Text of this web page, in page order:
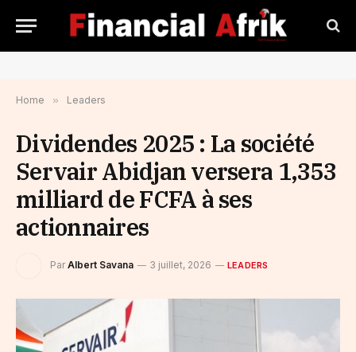
Home » Leaders
Dividendes 2025 : La société
Servair Abidjan versera 1,353
milliard de FCFA à ses
actionnaires
Par Albert Savana 3 juillet, 2026 LEADERS